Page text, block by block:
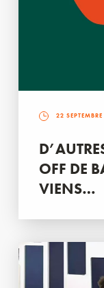
22 SEPTEMBRE
OFF DE
VIENS…